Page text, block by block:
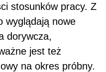
stosunków pracy. Z
wyglądają nowe
dorywcza,
jest też
na okres próbny.